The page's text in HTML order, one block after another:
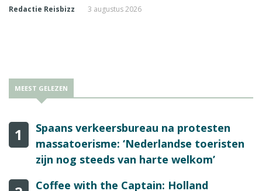
Redactie Reisbizz 3 augustus 2026
MEEST GELEZEN
1
Spaans verkeersbureau na protesten
massatoerisme: ‘Nederlandse toeristen
zijn nog steeds van harte welkom’
Coffee with the Captain: Holland